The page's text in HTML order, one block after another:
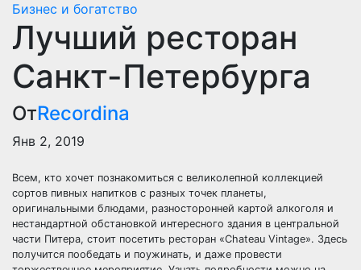
Бизнес и богатство
Лучший ресторан
Санкт-Петербурга
ОтRecordina
Янв 2, 2019
Всем, кто хочет познакомиться с великолепной коллекцией
сортов пивных напитков с разных точек планеты,
оригинальными блюдами, разносторонней картой алкоголя и
нестандартной обстановкой интересного здания в центральной
части Питера, стоит посетить ресторан «Chateau Vintage». Здесь
получится пообедать и поужинать, и даже провести